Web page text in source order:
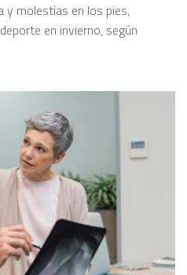
y molestias en los pies,
en invierno, según